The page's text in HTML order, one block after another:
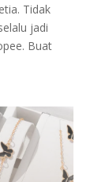
Tidak
jadi
Buat